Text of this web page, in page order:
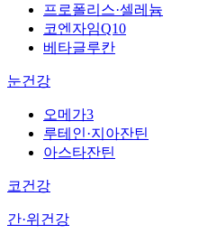
프로폴리스·셀레늄
코엔자임Q10
베타글루칸
눈건강
오메가3
루테인·지아잔틴
아스타잔틴
코건강
간·위건강